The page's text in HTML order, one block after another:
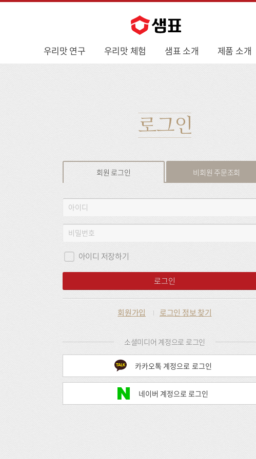
우리맛 연구 우리맛 체험 샘표 소개 제품 소개
로그인
회원 로그인 비회원 주문조회
회
로
그
인
아
디비
번
호
아이디 저장하기
로그인
회원가입 로그인 정보 찾기
소셜미디어 계정으로 로그인
카카오톡 계정으로 로그인
네이버 계정으로 로그인